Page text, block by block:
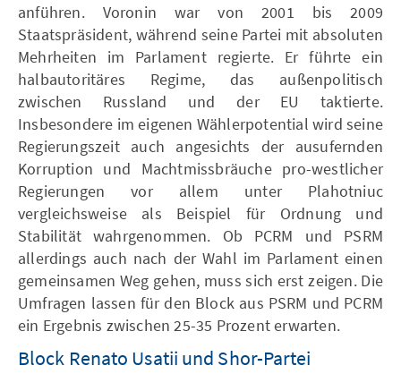
anführen. Voronin war von 2001 bis 2009
Staatspräsident, während seine Partei mit absoluten
Mehrheiten im Parlament regierte. Er führte ein
halbautoritäres Regime, das außenpolitisch
zwischen Russland und der EU taktierte.
Insbesondere im eigenen Wählerpotential wird seine
Regierungszeit auch angesichts der ausufernden
Korruption und Machtmissbräuche pro-westlicher
Regierungen vor allem unter Plahotniuc
vergleichsweise als Beispiel für Ordnung und
Stabilität wahrgenommen. Ob PCRM und PSRM
allerdings auch nach der Wahl im Parlament einen
gemeinsamen Weg gehen, muss sich erst zeigen. Die
Umfragen lassen für den Block aus PSRM und PCRM
ein Ergebnis zwischen 25-35 Prozent erwarten.
Block Renato Usatii und Shor-Partei